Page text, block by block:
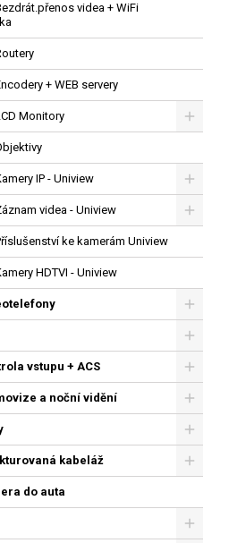
videa + WiFi
+ WEB servery
Monitory
IP - Uniview
videa - Uniview
ke kamerám Uniview
HDTVI - Uniview
vstupu + ACS
a noční vidění
kabeláž
do auta